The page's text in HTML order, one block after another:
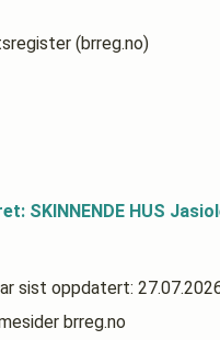
(brreg.no)
SKINNENDE HUS
sist oppdatert:
brreg.no